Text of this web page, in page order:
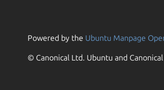
Powered by the Ubuntu Manpage
© Canonical Ltd. Ubuntu and